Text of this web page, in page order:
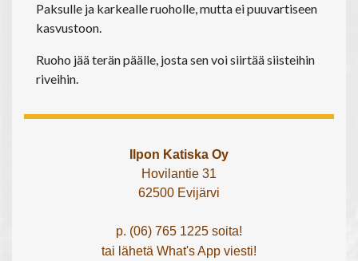
Paksulle ja karkealle ruoholle, mutta ei puuvartiseen
kasvustoon.
Ruoho jää terän päälle, josta sen voi siirtää siisteihin
riveihin.
Ilpon Katiska Oy
Hovilantie 31
62500 Evijärvi
p. (06) 765 1225 soita!
tai lähetä What's App viesti!